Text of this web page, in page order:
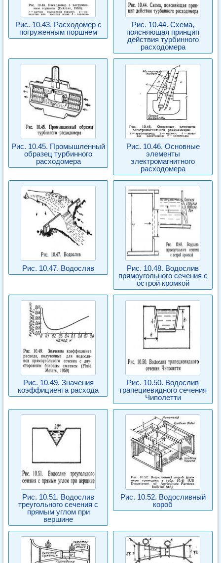
Рис. 10.43. Расходомер с
погруженным поршнем
Рис. 10.44. Схема,
поясняющая принцип
действия турбинного
расходомера
Рис. 10.45. Промышленный
образец турбинного
расходомера
Рис. 10.46. Основные
элементы
электромагнитного
расходомера
Рис. 10.47. Водослив
Рис. 10.48. Водослив
прямоугольного сечения с
острой кромкой
Рис. 10.49. Значения
коэффициента расхода
Рис. 10.50. Водослив
трапециевидного сечения
Чиполетти
Рис. 10.51. Водослив
треугольного сечения с
прямым углом при
вершине
Рис. 10.52. Водосливный
короб